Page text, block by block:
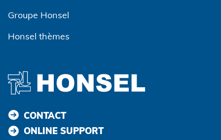
Groupe Honsel
Honsel thèmes
CONTACT
ONLINE SUPPORT